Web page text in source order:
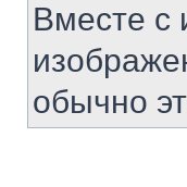
Вместе с
обычно